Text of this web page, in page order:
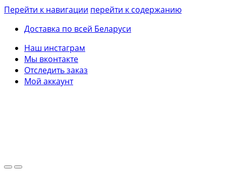
Перейти к навигации перейти к содержанию
Доставка по всей Беларуси
Наш инстаграм
Мы вконтакте
Отследить заказ
Мой аккаунт